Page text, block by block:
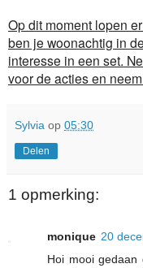
Op dit moment lopen
ben je woonachtig in
interesse in een set.
voor de acties en
Sylvia op 05:30
Delen
1 opmerking:
monique 20
Hoi mooi